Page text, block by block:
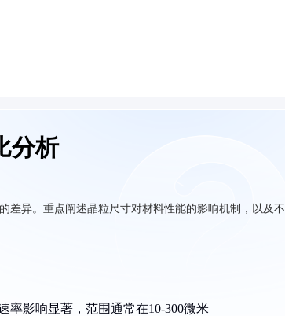
分析
差异。重点阐述晶粒尺寸对材料性能的影响机制，以及不
率影响显著，范围通常在10-300微米